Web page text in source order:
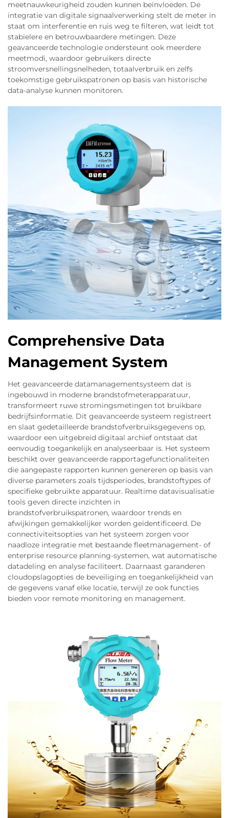
meetnauwkeurigheid zouden kunnen beïnvloeden. De
integratie van digitale signaalverwerking stelt de meter in
staat om interferentie en ruis weg te filteren, wat leidt tot
stabielere en betrouwbaardere metingen. Deze
geavanceerde technologie ondersteunt ook meerdere
meetmodi, waardoor gebruikers directe
stroomversnellingsnelheden, totaalverbruik en zelfs
toekomstige gebruikspatronen op basis van historische
data-analyse kunnen monitoren.
Comprehensive Data
Management System
Het geavanceerde datamanagementsysteem dat is
ingebouwd in moderne brandstofmeterapparatuur,
transformeert ruwe stromingsmetingen tot bruikbare
bedrijfsinformatie. Dit geavanceerde systeem registreert
en slaat gedetailleerde brandstofverbruiksgegevens op,
waardoor een uitgebreid digitaal archief ontstaat dat
eenvoudig toegankelijk en analyseerbaar is. Het systeem
beschikt over geavanceerde rapportagefunctionaliteiten
die aangepaste rapporten kunnen genereren op basis van
diverse parameters zoals tijdsperiodes, brandstoftypes of
specifieke gebruikte apparatuur. Realtime datavisualisatie
tools geven directe inzichten in
brandstofverbruikspatronen, waardoor trends en
afwijkingen gemakkelijker worden geïdentificeerd. De
connectiviteitsopties van het systeem zorgen voor
naadloze integratie met bestaande fleetmanagement- of
enterprise resource planning-systemen, wat automatische
datadeling en analyse faciliteert. Daarnaast garanderen
cloudopslagopties de beveiliging en toegankelijkheid van
de gegevens vanaf elke locatie, terwijl ze ook functies
bieden voor remote monitoring en management.